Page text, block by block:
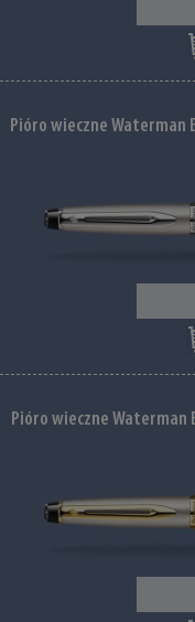
Pióro wieczne Waterman
Pióro wieczne Waterman